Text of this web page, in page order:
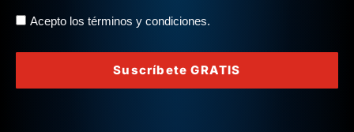
Acepto los términos y condiciones.
Suscríbete GRATIS